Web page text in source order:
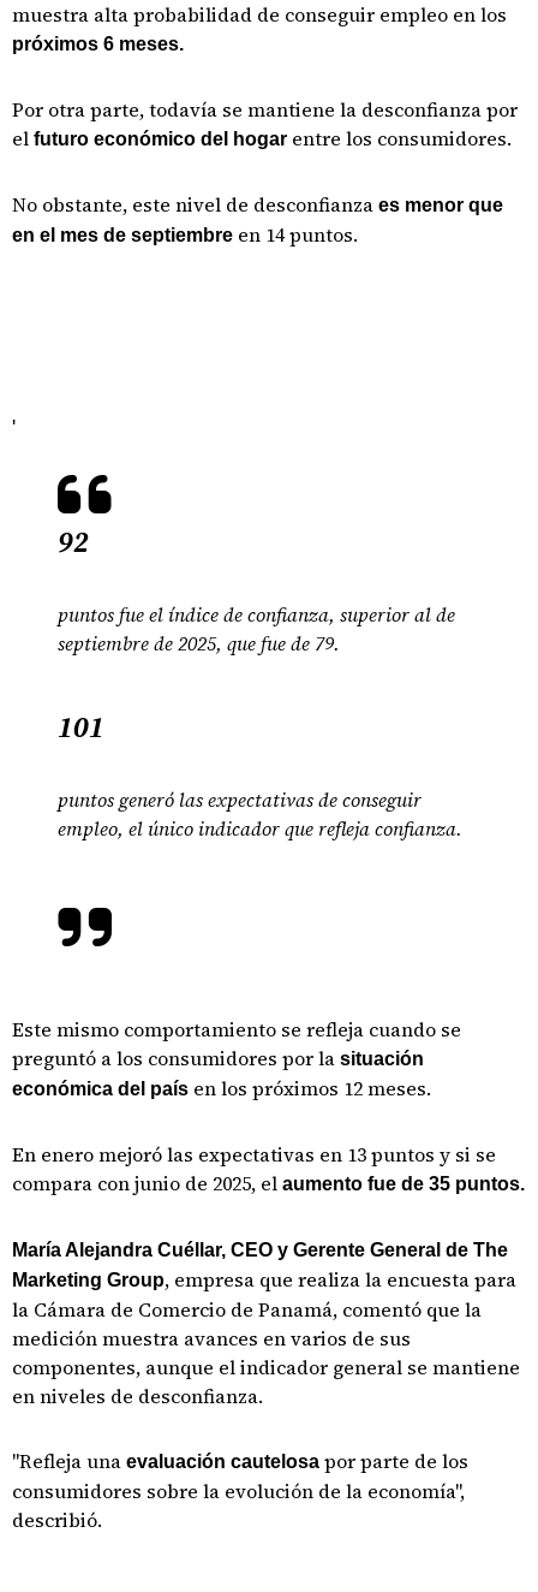
muestra alta probabilidad de conseguir empleo en los
próximos 6 meses.
Por otra parte, todavía se mantiene la desconfianza por
el futuro económico del hogar entre los consumidores.
No obstante, este nivel de desconfianza es menor que
en el mes de septiembre en 14 puntos.
'
92
puntos fue el índice de confianza, superior al de
septiembre de 2025, que fue de 79.
101
puntos generó las expectativas de conseguir
empleo, el único indicador que refleja confianza.
Este mismo comportamiento se refleja cuando se
preguntó a los consumidores por la situación
económica del país en los próximos 12 meses.
En enero mejoró las expectativas en 13 puntos y si se
compara con junio de 2025, el aumento fue de 35 puntos.
María Alejandra Cuéllar, CEO y Gerente General de The
Marketing Group, empresa que realiza la encuesta para
la Cámara de Comercio de Panamá, comentó que la
medición muestra avances en varios de sus
componentes, aunque el indicador general se mantiene
en niveles de desconfianza.
"Refleja una evaluación cautelosa por parte de los
consumidores sobre la evolución de la economía",
describió.